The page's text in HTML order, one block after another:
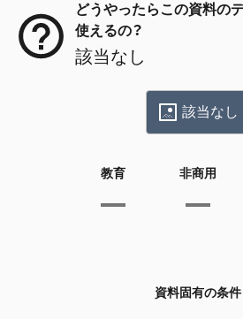
どうやったらこの資料の
使えるの？
該当なし
該当なし
教育 非商用
資料固有の条件